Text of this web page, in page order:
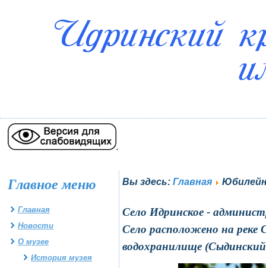
.
Главное меню
Главная
Новости
О музее
История музея
Вы здесь: Главная
Село Идринское -
Село расположено на реке
водохранилище (Сыдинский